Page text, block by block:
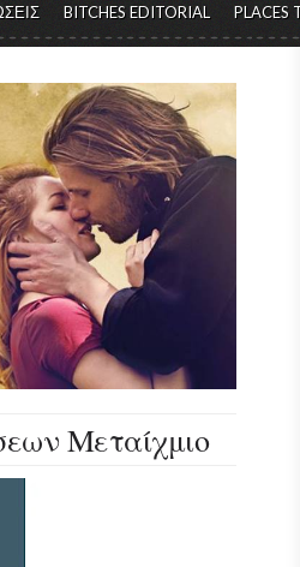
BITCHES EDITORIAL PLACES
Μεταίχμιο